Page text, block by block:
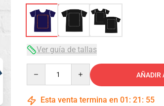
Ver guía de tallas
AÑADIR
Esta venta termina en 01 : 21 : 54